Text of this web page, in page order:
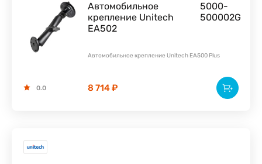
Автомобильное
крепление Unitech
EA502
5000-
500002G
Автомобильное крепление Unitech EA500 Plus
8 714 ₽
0.0